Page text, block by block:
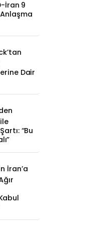
İran 9
Dair
“Bu
İran’a